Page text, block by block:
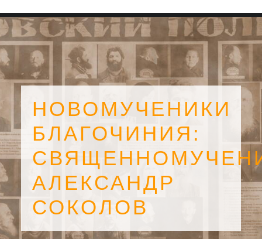
SEARCH
НОВОМУЧЕНИКИ
БЛАГОЧИНИЯ:
АЛЕКСАНДР
СОКОЛОВ